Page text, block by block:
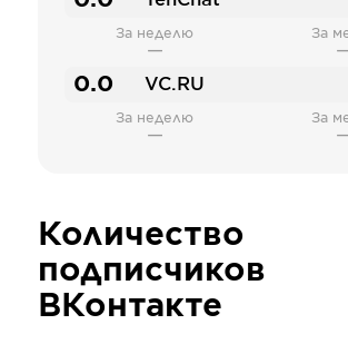
За неделю
—
За
0.0 VC.RU
За неделю
—
За
Количество
подписчиков
ВКонтакте